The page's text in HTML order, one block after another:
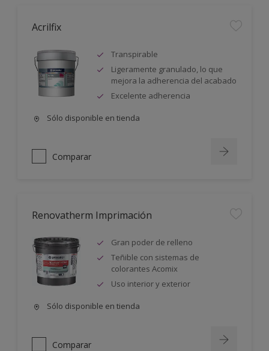
Acrilfix
Transpirable
Ligeramente granulado, lo que
mejora la adherencia del acabado
Excelente adherencia
Sólo disponible en tienda
Comparar
Renovatherm Imprimación
Gran poder de relleno
Teñible con sistemas de
colorantes Acomix
Uso interior y exterior
Sólo disponible en tienda
Comparar